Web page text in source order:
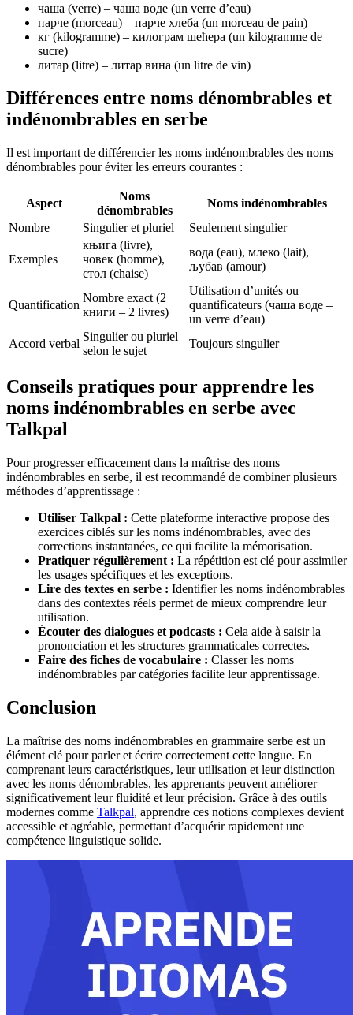
чаша (verre) – чаша воде (un verre d’eau)
парче (morceau) – парче хлеба (un morceau de pain)
кг (kilogramme) – килограм шећера (un kilogramme de
sucre)
литар (litre) – литар вина (un litre de vin)
Différences entre noms dénombrables et
indénombrables en serbe
Il est important de différencier les noms indénombrables des noms
dénombrables pour éviter les erreurs courantes :
Aspect
Noms
dénombrables
Noms indénombrables
Nombre
Singulier et pluriel Seulement singulier
Exemples
књига (livre),
човек (homme),
стол (chaise)
вода (eau), млеко (lait),
љубав (amour)
Quantification
Nombre exact (2
книги – 2 livres)
Utilisation d’unités ou
quantificateurs (чаша воде –
un verre d’eau)
Accord verbal
Singulier ou pluriel
selon le sujet
Toujours singulier
Conseils pratiques pour apprendre les
noms indénombrables en serbe avec
Talkpal
Pour progresser efficacement dans la maîtrise des noms
indénombrables en serbe, il est recommandé de combiner plusieurs
méthodes d’apprentissage :
Utiliser Talkpal : Cette plateforme interactive propose des
exercices ciblés sur les noms indénombrables, avec des
corrections instantanées, ce qui facilite la mémorisation.
Pratiquer régulièrement : La répétition est clé pour assimiler
les usages spécifiques et les exceptions.
Lire des textes en serbe : Identifier les noms indénombrables
dans des contextes réels permet de mieux comprendre leur
utilisation.
Écouter des dialogues et podcasts : Cela aide à saisir la
prononciation et les structures grammaticales correctes.
Faire des fiches de vocabulaire : Classer les noms
indénombrables par catégories facilite leur apprentissage.
Conclusion
La maîtrise des noms indénombrables en grammaire serbe est un
élément clé pour parler et écrire correctement cette langue. En
comprenant leurs caractéristiques, leur utilisation et leur distinction
avec les noms dénombrables, les apprenants peuvent améliorer
significativement leur fluidité et leur précision. Grâce à des outils
modernes comme Talkpal, apprendre ces notions complexes devient
accessible et agréable, permettant d’acquérir rapidement une
compétence linguistique solide.